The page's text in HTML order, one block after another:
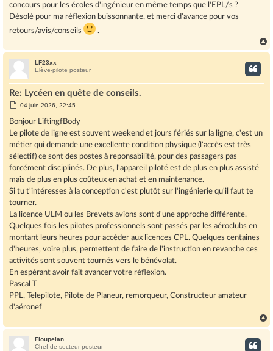
concours pour les écoles d'ingénieur en même temps que l'EPL/s ?
Désolé pour ma réflexion buissonnante, et merci d'avance pour vos
retours/avis/conseils
.
a
LF23xx
Elève-pilote posteur
Re: Lycéen en quête de conseils.
M
s
s
a
g
e
04 juin 2026, 22:45
Bonjour LiftingfBody
Le pilote de ligne est souvent weekend et jours fériés sur la ligne, c'est un
métier qui demande une excellente condition physique (l'accès est très
sélectif) ce sont des postes à reponsabilité, pour des passagers pas
forcément disciplinés. De plus, l'appareil piloté est de plus en plus assisté
mais de plus en plus coûteux en achat et en maintenance.
Si tu t'intéresses à la conception c'est plutôt sur l'ingénierie qu'il faut te
tourner.
La licence ULM ou les Brevets avions sont d'une approche différente.
Quelques fois les pilotes professionnels sont passés par les aéroclubs en
montant leurs heures pour accéder aux licences CPL. Quelques centaines
d'heures, voire plus, permettent de faire de l'instruction en revanche ces
activités sont souvent tournés vers le bénévolat.
En espérant avoir fait avancer votre réflexion.
Pascal T
PPL, Telepilote, Pilote de Planeur, remorqueur, Constructeur amateur
d'aéronef
a
Fioupelan
Chef de secteur posteur